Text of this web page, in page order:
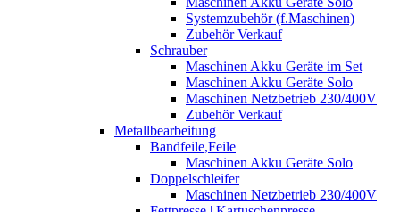
Systemzubehör (f.Maschinen)
Zubehör Verkauf
Schrauber
Maschinen Akku Geräte im Set
Maschinen Akku Geräte Solo
Maschinen Netzbetrieb 230/400V
Zubehör Verkauf
Metallbearbeitung
Bandfeile,Feile
Maschinen Akku Geräte Solo
Doppelschleifer
Maschinen Netzbetrieb 230/400V